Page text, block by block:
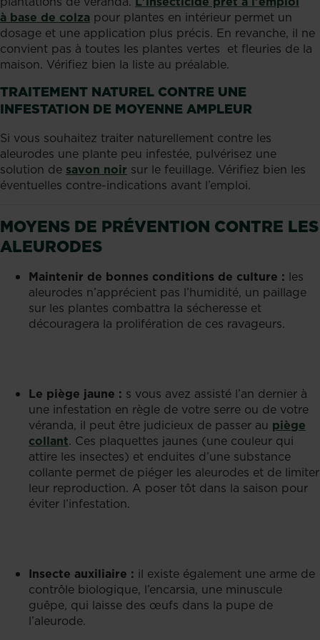
à base de colza pour plantes en intérieur permet un
dosage et une application plus précis. En revanche, il ne
convient pas à toutes les plantes vertes et fleuries de la
maison. Vérifiez bien la liste au préalable.
TRAITEMENT NATUREL CONTRE UNE
INFESTATION DE MOYENNE AMPLEUR
Si vous souhaitez traiter naturellement contre les
aleurodes une plante peu infestée, pulvérisez une
solution de savon noir sur le feuillage. Vérifiez bien les
éventuelles contre-indications avant l’emploi.
MOYENS DE PRÉVENTION CONTRE LES
ALEURODES
Maintenir de bonnes conditions de culture : les
aleurodes n’apprécient pas l’humidité, un paillage
sur les plantes combattra la sécheresse et
découragera la prolifération de ces ravageurs.
Le piège jaune : s vous avez assisté l’an dernier à
une infestation en règle de votre serre ou de votre
véranda, il peut être judicieux de passer au piège
collant. Ces plaquettes jaunes (une couleur qui
attire les insectes) et enduites d’une substance
collante permet de piéger les aleurodes et de limiter
leur reproduction. A poser tôt dans la saison pour
éviter l’infestation.
Insecte auxiliaire : il existe également une arme de
contrôle biologique, l’encarsia, une minuscule
guêpe, qui laisse des œufs dans la pupe de
l’aleurode.